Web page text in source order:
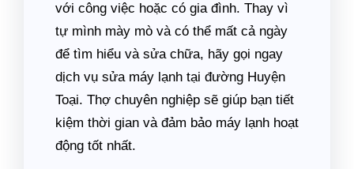
với công việc hoặc có gia đình. Thay vì
tự mình mày mò và có thể mất cả ngày
để tìm hiểu và sửa chữa, hãy gọi ngay
dịch vụ sửa máy lạnh tại đường Huyện
Toại. Thợ chuyên nghiệp sẽ giúp bạn tiết
kiệm thời gian và đảm bảo máy lạnh hoạt
động tốt nhất.